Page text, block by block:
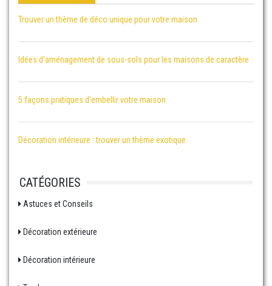
Trouver un thème de déco unique pour votre maison
Idées d'aménagement de sous-sols pour les maisons de caractère
5 façons pratiques d'embellir votre maison
Décoration intérieure : trouver un thème exotique
CATÉGORIES
Astuces et Conseils
Décoration extérieure
Décoration intérieure